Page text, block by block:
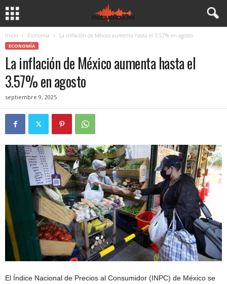
Inicio Economía La inflación de México aumenta hasta el 3.57% en agosto
ECONOMÍA
La inflación de México aumenta hasta el
3.57% en agosto
septiembre 9, 2025
El Índice Nacional de Precios al Consumidor (INPC) de México se